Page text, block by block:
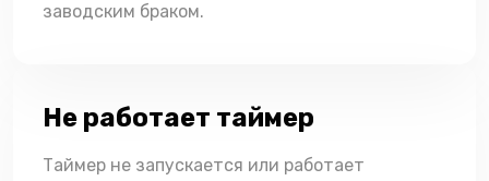
заводским браком.
Не работает таймер
Таймер не запускается или работает